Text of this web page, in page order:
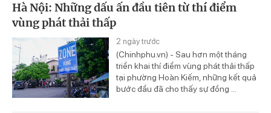
Hà Nội: Những dấu ấn đầu tiên từ thí điểm
vùng phát thải thấp
2 ngày trước
(Chinhphu.vn) - Sau hơn một tháng
triển khai thí điểm vùng phát thải thấp
tại phường Hoàn Kiếm, những kết quả
bước đầu đã cho thấy sự đồng ...